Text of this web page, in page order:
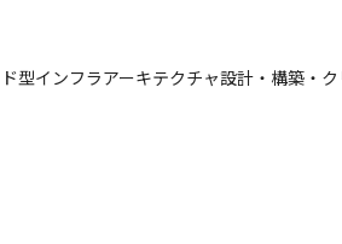
インフラアーキテクチャ設計・構築・